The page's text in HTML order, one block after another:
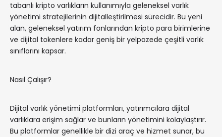
tabanlı kripto varlıkların kullanımıyla geleneksel varlık
yönetimi stratejilerinin dijitalleştirilmesi sürecidir. Bu yeni
alan, geleneksel yatırım fonlarından kripto para birimlerine
ve dijital tokenlere kadar geniş bir yelpazede çeşitli varlık
sınıflarını kapsar.
Nasıl Çalışır?
Dijital varlık yönetimi platformları, yatırımcılara dijital
varlıklara erişim sağlar ve bunların yönetimini kolaylaştırır.
Bu platformlar genellikle bir dizi araç ve hizmet sunar, bu